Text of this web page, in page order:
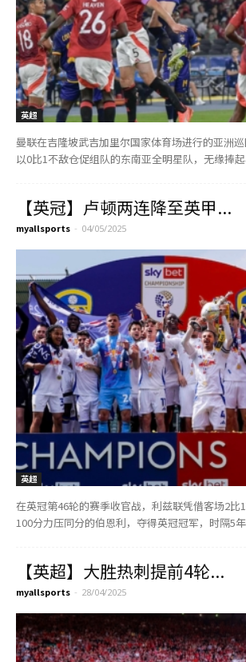
英超
曼联在吉隆坡武吉加里尔国家体育场进行的亚洲巡
以0比1不敌仓促组队的东南亚全明星队，无缘捧起
【英冠】卢顿两连降至英甲...
myallsports - 04/05/2025
英超
在英冠第46轮的赛季收官战，利兹联凭借客场2比
100分力压同分的伯恩利，夺得英冠冠军，时隔5年
【英超】大胜热刺提前4轮...
myallsports - 28/04/2025